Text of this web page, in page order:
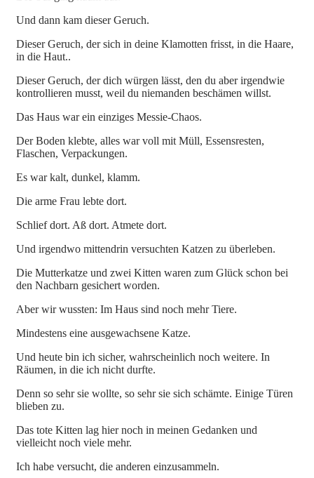
Und dann kam dieser Geruch.
Dieser Geruch, der sich in deine Klamotten frisst, in die Haare,
in die Haut..
Dieser Geruch, der dich würgen lässt, den du aber irgendwie
kontrollieren musst, weil du niemanden beschämen willst.
Das Haus war ein einziges Messie-Chaos.
Der Boden klebte, alles war voll mit Müll, Essensresten,
Flaschen, Verpackungen.
Es war kalt, dunkel, klamm.
Die arme Frau lebte dort.
Schlief dort. Aß dort. Atmete dort.
Und irgendwo mittendrin versuchten Katzen zu überleben.
Die Mutterkatze und zwei Kitten waren zum Glück schon bei
den Nachbarn gesichert worden.
Aber wir wussten: Im Haus sind noch mehr Tiere.
Mindestens eine ausgewachsene Katze.
Und heute bin ich sicher, wahrscheinlich noch weitere. In
Räumen, in die ich nicht durfte.
Denn so sehr sie wollte, so sehr sie sich schämte. Einige Türen
blieben zu.
Das tote Kitten lag hier noch in meinen Gedanken und
vielleicht noch viele mehr.
Ich habe versucht, die anderen einzusammeln.